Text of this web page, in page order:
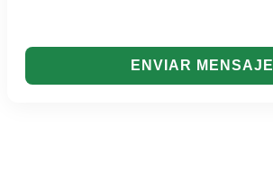
ENVIAR MENSAJE